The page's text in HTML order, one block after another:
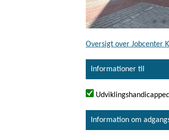
Oversigt over Jobcenter
Informationer til
Information om